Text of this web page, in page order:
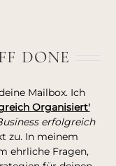
DONE
Mailbox. Ich
Organisiert'
erfolgreich
zu. In meinem
ehrliche Fragen,